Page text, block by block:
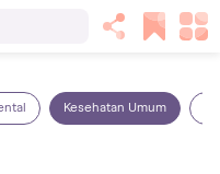
Kesehatan Umum